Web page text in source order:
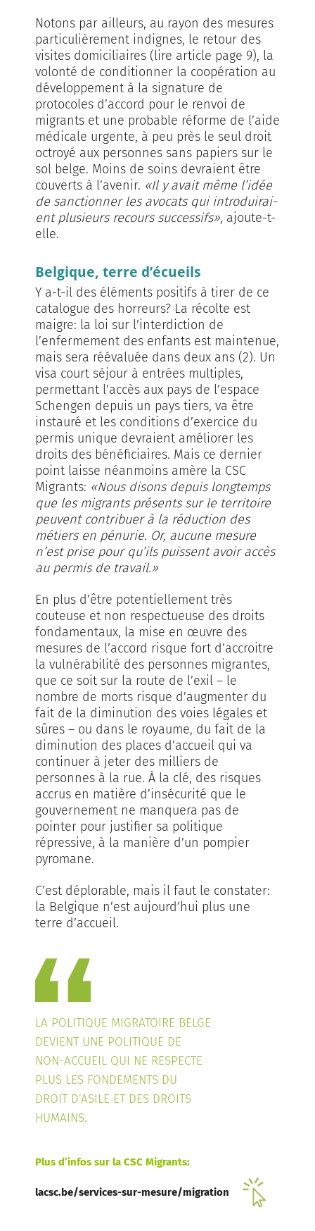
Notons par ailleurs, au rayon des mesures
particulièrement indignes, le retour des
visites domiciliaires (lire article page 9), la
volonté de conditionner la coopération au
développement à la signature de
protocoles d’accord pour le renvoi de
migrants et une probable réforme de l’aide
médicale urgente, à peu près le seul droit
octroyé aux personnes sans papiers sur le
sol belge. Moins de soins devraient être
couverts à l’avenir. «Il y avait même l’idée
de sanctionner les avocats qui introduirai­
ent plusieurs recours suc­­cessifs», ajoute-t-
elle.
Belgique, terre d’écueils
Y a-t-il des éléments po­sitifs à tirer de ce
catalogue des horreurs? La ré­colte est
maigre: la loi sur l’interdiction de
l’enfermement des enfants est maintenue,
mais sera réévaluée dans deux ans (2). Un
visa court séjour à entrées multiples,
permettant l’accès aux pays de l’espace
Schengen depuis un pays tiers, va être
instauré et les conditions d’ex­­­­ercice du
permis unique devraient améliorer les
droits des bénéficiaires. Mais ce dernier
point laisse néanmoins amère la CSC
Migrants: «Nous disons depuis longtemps
que les migrants présents sur le territoire
peuvent contribuer à la réduction des
métiers en pénurie. Or, aucune mesure
n’est prise pour qu’ils puissent avoir accès
au permis de travail.»
En plus d’être potentiellement très
couteuse et non respectueuse des droits
fondamentaux, la mise en œu­vre des
mesures de l’accord ris­que fort d’accroitre
la vulnérabilité des personnes migrantes,
que ce soit sur la route de l’exil – le
nombre de morts risque d’augmenter du
fait de la dimi­nution des voies léga­les et
sûres – ou dans le royaume, du fait de la
diminution des places d’ac­­cueil qui va
continuer à jeter des milliers de
personnes à la rue. À la clé, des risques
accrus en matière d’insécurité que le
gouvernement ne manquera pas de
pointer pour justifier sa politique
répressive, à la manière d’un pompier
pyromane.
C’est déplorable, mais il faut le con­stater:
la Belgique n’est aujour­d’hui plus une
terre d’accueil.
LA POLITIQUE MIGRATOIRE BELGE
DEVIENT UNE POLITIQUE DE
NON-ACCUEIL QUI NE RESPECTE
PLUS LES FONDEMENTS DU
DROIT D’ASILE ET DES DROITS
HUMAINS.
Plus d’infos sur la CSC Migrants:
lacsc.be/services-sur-mesure/migration